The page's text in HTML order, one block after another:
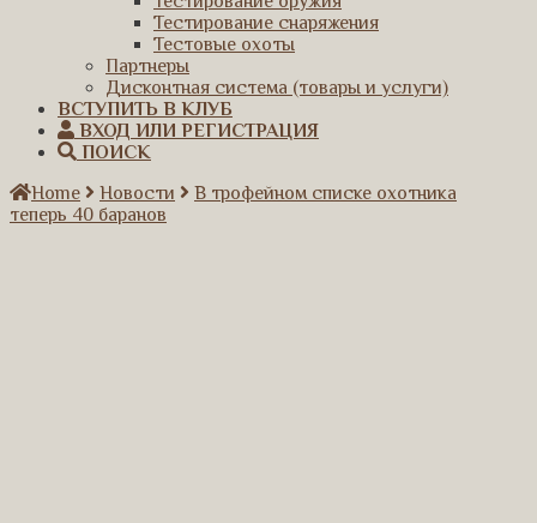
Тестирование снаряжения
Тестовые охоты
Партнеры
Дисконтная система (товары и услуги)
ВСТУПИТЬ В КЛУБ
ВХОД ИЛИ РЕГИСТРАЦИЯ
ПОИСК
Home
Новости
В трофейном списке охотника
теперь 40 баранов